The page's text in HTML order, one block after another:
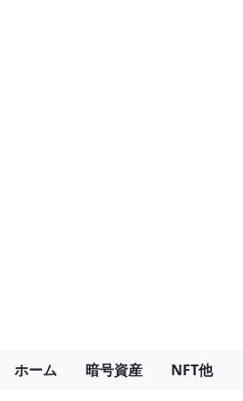
ホーム 暗号資産 NFT他